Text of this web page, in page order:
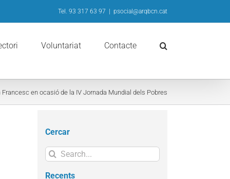
Tel. 93 317 63 97 psocial@arqbcn.cat
Voluntariat Contacte
en ocasió de la IV Jornada Mundial dels Pobres
Cercar
Search
for:
Recents